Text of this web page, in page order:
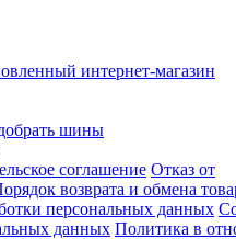
интернет-магазин
шины
соглашение Отказ от
возврата и обмена
персональных данных
данных Политика в